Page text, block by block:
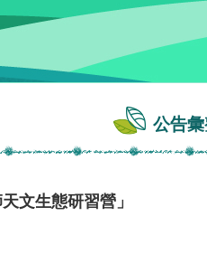
公告
文生態研習營」